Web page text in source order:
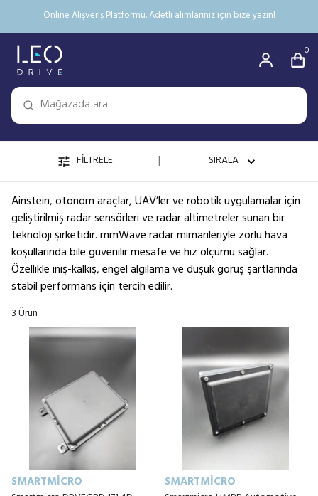
Online Alışveriş Platformu. Adetli alımlarınız için bize yazın!
0
FİLTRELE | SIRALA
Ainstein, otonom araçlar, UAV’ler ve robotik uygulamalar için
geliştirilmiş radar sensörleri ve radar altimetreler sunan bir
teknoloji şirketidir. mmWave radar mimarileriyle zorlu hava
koşullarında bile güvenilir mesafe ve hız ölçümü sağlar.
Özellikle iniş-kalkış, engel algılama ve düşük görüş şartlarında
stabil performans için tercih edilir.
3Ürün
SMARTMICRO SMARTMICRO